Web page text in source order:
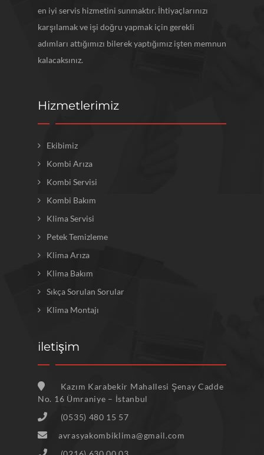
en iyi servis hizmetini sunmaktır. İhtiyaçlarınızı
karşılamak ve işi doğru yapmak için gerekli
adımları attığımızı bilerek yaptığımız işten memnun
kalacaksınız.
Hizmetlerimiz
Ekibimiz
Kombi Arıza
Kombi Servisi
Kombi Bakım
Klima Servisi
Petek Temizleme
Klima Arıza
Klima Bakım
Sıkça Sorulan Sorular
Klima Montajı
iletişim
Kazım Karabekir Mahallesi Şenay Cadde
No. 16 Ümraniye – İstanbul
(0535) 480 15 57
avrasyakombiklima@gmail.com